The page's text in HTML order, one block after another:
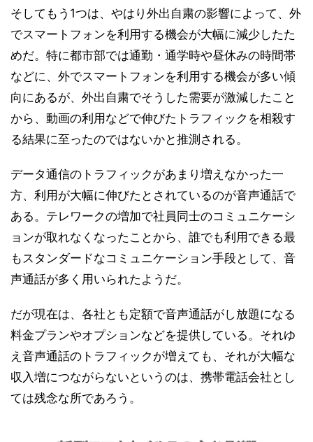
そしてもう1つは、やはり外出自粛の影響によって、外
でスマートフォンを利用する機会が大幅に減少したた
めだ。特に都市部では通勤・通学時や昼休みの時間帯
などに、外でスマートフォンを利用する機会が多い傾
向にあるが、外出自粛でそうした需要が激減したこと
から、動画の利用などで伸びたトラフィックを相殺す
る結果に至ったのではないかと推測される。
データ通信のトラフィックがあまり増えなかった一
方、利用が大幅に伸びたとされているのが音声通話で
ある。テレワークの増加で社員同士のコミュニケーシ
ョンが取れなくなったことから、誰でも利用できる最
もスタンダードなコミュニケーション手段として、音
声通話が多く用いられたようだ。
だが現在は、各社とも定額で音声通話がし放題になる
料金プランやオプションなどを提供している。それゆ
え音声通話のトラフィックが増えても、それが大幅な
収入増につながらないというのは、携帯電話会社とし
ては残念な所であろう。